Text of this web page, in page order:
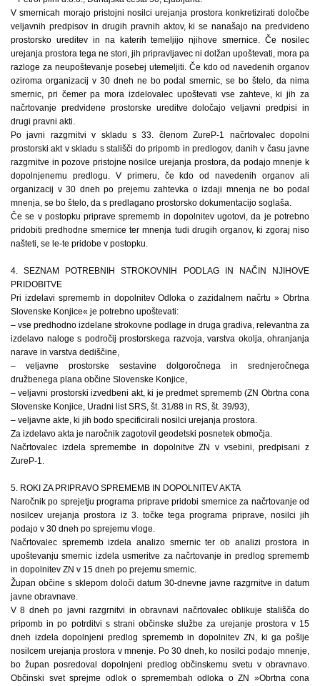
V smernicah morajo pristojni nosilci urejanja prostora konkretizirati določbe
veljavnih predpisov in drugih pravnih aktov, ki se nanašajo na predvideno
prostorsko ureditev in na katerih temeljijo njihove smernice. Če nosilec
urejanja prostora tega ne stori, jih pripravljavec ni dolžan upoštevati, mora pa
razloge za neupoštevanje posebej utemeljiti. Če kdo od navedenih organov
oziroma organizacij v 30 dneh ne bo podal smernic, se bo štelo, da nima
smernic, pri čemer pa mora izdelovalec upoštevati vse zahteve, ki jih za
načrtovanje predvidene prostorske ureditve določajo veljavni predpisi in
drugi pravni akti.
Po javni razgrnitvi v skladu s 33. členom ZureP-1 načrtovalec dopolni
prostorski akt v skladu s stališči do pripomb in predlogov, danih v času javne
razgrnitve in pozove pristojne nosilce urejanja prostora, da podajo mnenje k
dopolnjenemu predlogu. V primeru, če kdo od navedenih organov ali
organizacij v 30 dneh po prejemu zahtevka o izdaji mnenja ne bo podal
mnenja, se bo štelo, da s predlagano prostorsko dokumentacijo soglaša.
Če se v postopku priprave sprememb in dopolnitev ugotovi, da je potrebno
pridobiti predhodne smernice ter mnenja tudi drugih organov, ki zgoraj niso
našteti, se le-te pridobe v postopku.
4. SEZNAM POTREBNIH STROKOVNIH PODLAG IN NAČIN NJIHOVE
PRIDOBITVE
Pri izdelavi sprememb in dopolnitev Odloka o zazidalnem načrtu » Obrtna
Slovenske Konjice« je potrebno upoštevati:
– vse predhodno izdelane strokovne podlage in druga gradiva, relevantna za
izdelavo naloge s področij prostorskega razvoja, varstva okolja, ohranjanja
narave in varstva dediščine,
– veljavne prostorske sestavine dolgoročnega in srednjeročnega
družbenega plana občine Slovenske Konjice,
– veljavni prostorski izvedbeni akt, ki je predmet sprememb (ZN Obrtna cona
Slovenske Konjice, Uradni list SRS, št. 31/88 in RS, št. 39/93),
– veljavne akte, ki jih bodo specificirali nosilci urejanja prostora.
Za izdelavo akta je naročnik zagotovil geodetski posnetek območja.
Načrtovalec izdela spremembe in dopolnitve ZN v vsebini, predpisani z
ZureP-1.
5. ROKI ZA PRIPRAVO SPREMEMB IN DOPOLNITEV AKTA
Naročnik po sprejetju programa priprave pridobi smernice za načrtovanje od
nosilcev urejanja prostora iz 3. točke tega programa priprave, nosilci jih
podajo v 30 dneh po sprejemu vloge.
Načrtovalec sprememb izdela analizo smernic ter ob analizi prostora in
upoštevanju smernic izdela usmeritve za načrtovanje in predlog sprememb
in dopolnitev ZN v 15 dneh po prejemu smernic.
Župan občine s sklepom določi datum 30-dnevne javne razgrnitve in datum
javne obravnave.
V 8 dneh po javni razgrnitvi in obravnavi načrtovalec oblikuje stališča do
pripomb in po potrditvi s strani občinske službe za urejanje prostora v 15
dneh izdela dopolnjeni predlog sprememb in dopolnitev ZN, ki ga pošlje
nosilcem urejanja prostora v mnenje. Po 30 dneh, ko nosilci podajo mnenje,
bo župan posredoval dopolnjeni predlog občinskemu svetu v obravnavo.
Občinski svet sprejme odlok o spremembah odloka o ZN »Obrtna cona